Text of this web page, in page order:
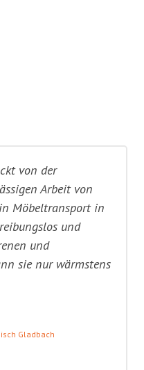
von der
Arbeit von
Möbeltransport in
und
und
sie nur wärmstens
Gladbach